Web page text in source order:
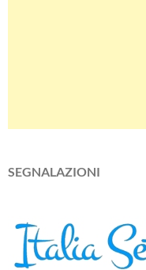
SEGNALAZIONI